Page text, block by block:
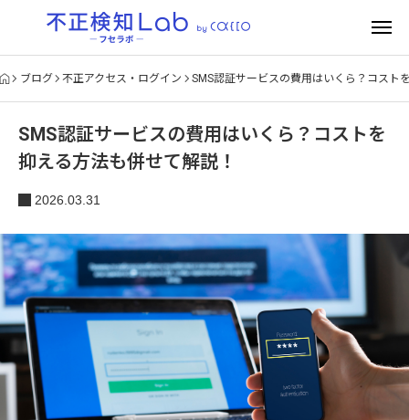
ブログ 不正アクセス・ログイン SMS認証サービスの費用はいくら？コスト
SMS認証サービスの費用はいくら？コストを
抑える方法も併せて解説！
2026.03.31